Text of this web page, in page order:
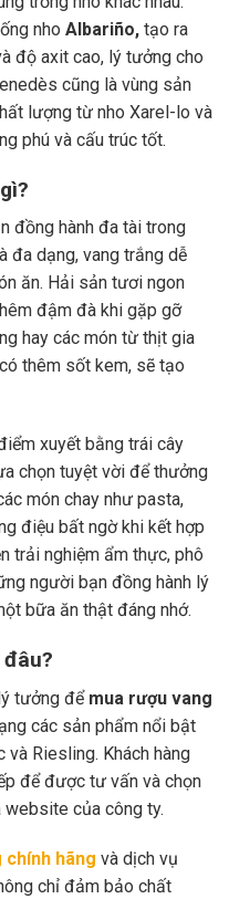
nho Albariño, tạo ra
độ axit cao, lý tưởng cho
cũng là vùng sản
lượng từ nho Xarel-lo và
phú và cấu trúc tốt.
đồng hành đa tài trong
đa dạng, vang trắng dễ
ăn. Hải sản tươi ngon
đậm đà khi gặp gỡ
hay các món từ thịt gia
thêm sốt kem, sẽ tạo
xuyết bằng trái cây
chọn tuyệt vời để thưởng
món chay như pasta,
điệu bất ngờ khi kết hợp
trải nghiệm ẩm thực, phô
người bạn đồng hành lý
bữa ăn thật đáng nhớ.
tưởng để mua rượu vang
các sản phẩm nổi bật
và Riesling. Khách hàng
để được tư vấn và chọn
của công ty.
chính hãng và dịch vụ
chỉ đảm bảo chất